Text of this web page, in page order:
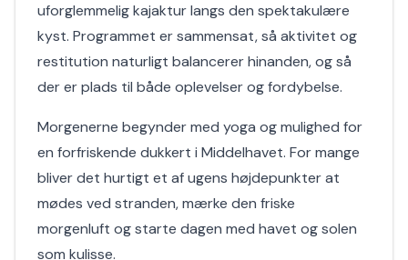
uforglemmelig kajaktur langs den spektakulære
kyst. Programmet er sammensat, så aktivitet og
restitution naturligt balancerer hinanden, og så
der er plads til både oplevelser og fordybelse.
Morgenerne begynder med yoga og mulighed for
en forfriskende dukkert i Middelhavet. For mange
bliver det hurtigt et af ugens højdepunkter at
mødes ved stranden, mærke den friske
morgenluft og starte dagen med havet og solen
som kulisse.